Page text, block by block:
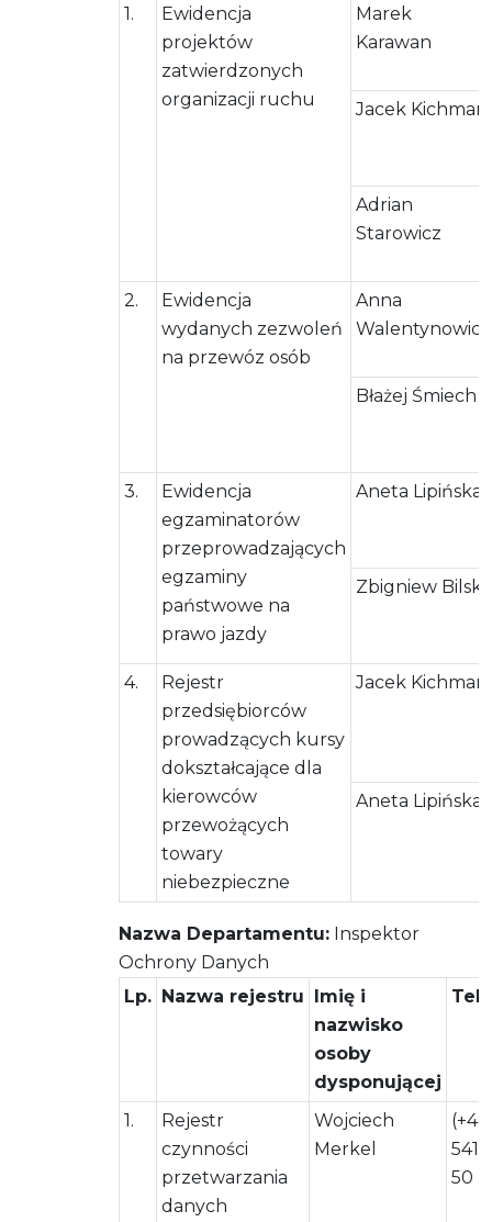
1.
Ewidencja
projektów
zatwierdzonych
organizacji ruchu
Marek
Karawan
Jacek Kichman
Adrian
Starowicz
2.
Ewidencja
wydanych zezwoleń
na przewóz osób
Anna
Walentynowicz
Błażej Śmiech
3.
Ewidencja
egzaminatorów
przeprowadzających
egzaminy
państwowe na
prawo jazdy
Aneta Lipińska
Zbigniew Bilski
4.
Rejestr
przedsiębiorców
prowadzących kursy
dokształcające dla
kierowców
przewożących
towary
niebezpieczne
Jacek Kichman
Aneta Lipińska
Nazwa Departamentu: Inspektor
Ochrony Danych
Lp. Nazwa rejestru Imię i
nazwisko
osoby
dysponującej
1.
Rejestr
czynności
przetwarzania
danych
Wojciech
Merkel
541
50